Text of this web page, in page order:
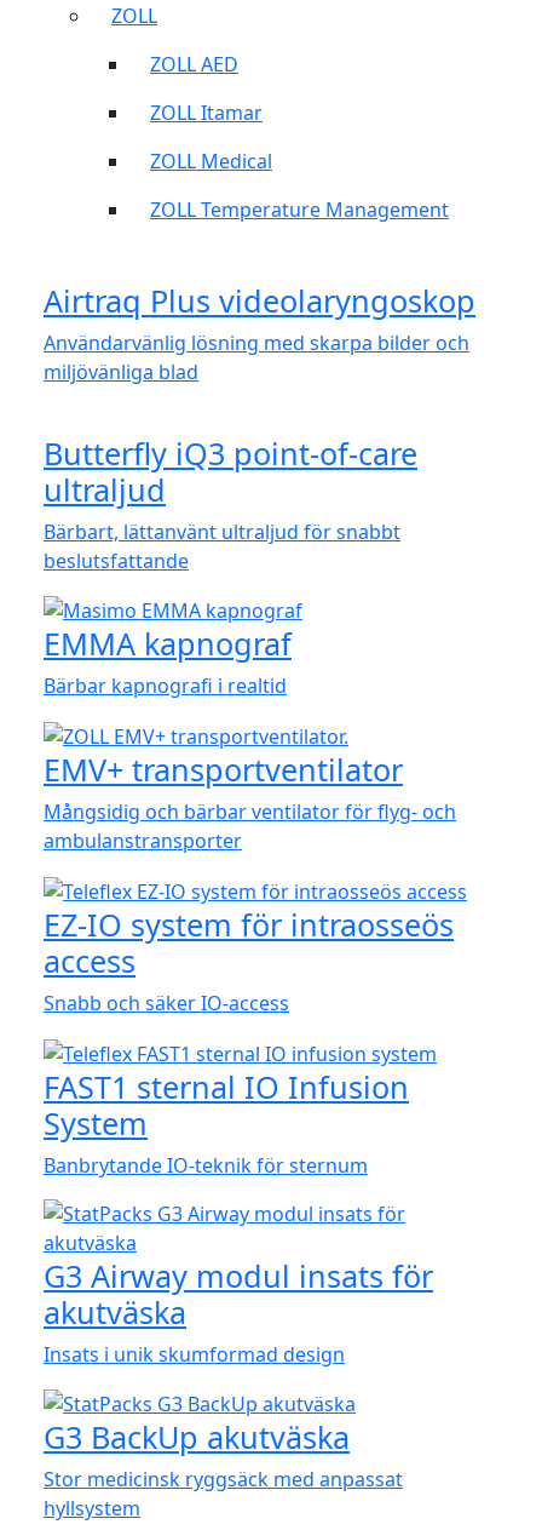
ZOLL
ZOLL AED
ZOLL Itamar
ZOLL Medical
ZOLL Temperature Management
Airtraq Plus videolaryngoskop
Användarvänlig lösning med skarpa bilder och
miljövänliga blad
Butterfly iQ3 point-of-care
ultraljud
Bärbart, lättanvänt ultraljud för snabbt
beslutsfattande
EMMA kapnograf
Bärbar kapnografi i realtid
EMV+ transportventilator
Mångsidig och bärbar ventilator för flyg- och
ambulanstransporter
EZ-IO system för intraosseös
access
Snabb och säker IO-access
FAST1 sternal IO Infusion
System
Banbrytande IO-teknik för sternum
G3 Airway modul insats för
akutväska
Insats i unik skumformad design
G3 BackUp akutväska
Stor medicinsk ryggsäck med anpassat
hyllsystem